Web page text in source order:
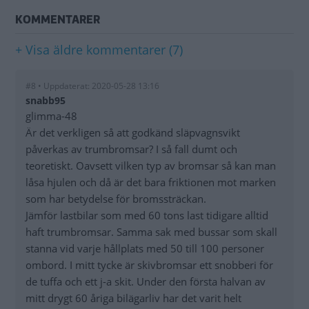
KOMMENTARER
+ Visa äldre kommentarer (7)
#8 • Uppdaterat: 2020-05-28 13:16
snabb95
glimma-48
Är det verkligen så att godkänd släpvagnsvikt
påverkas av trumbromsar? I så fall dumt och
teoretiskt. Oavsett vilken typ av bromsar så kan man
låsa hjulen och då är det bara friktionen mot marken
som har betydelse för bromssträckan.
Jämför lastbilar som med 60 tons last tidigare alltid
haft trumbromsar. Samma sak med bussar som skall
stanna vid varje hållplats med 50 till 100 personer
ombord. I mitt tycke är skivbromsar ett snobberi för
de tuffa och ett j-a skit. Under den första halvan av
mitt drygt 60 åriga bilägarliv har det varit helt